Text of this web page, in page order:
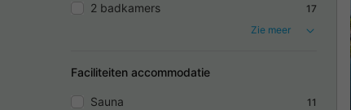
2 badkamers
17
Zie meer
Faciliteiten accommodatie
Sauna 11